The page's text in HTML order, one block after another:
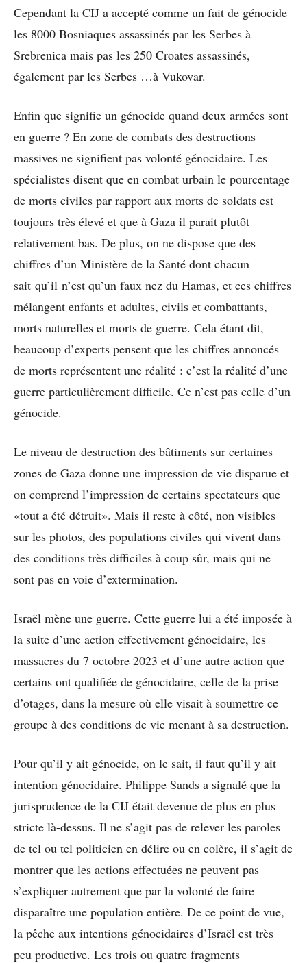
Cependant la CIJ a accepté comme un fait de génocide
les 8000 Bosniaques assassinés par les Serbes à
Srebrenica mais pas les 250 Croates assassinés,
également par les Serbes …à Vukovar.
Enfin que signifie un génocide quand deux armées sont
en guerre ? En zone de combats des destructions
massives ne signifient pas volonté génocidaire. Les
spécialistes disent que en combat urbain le pourcentage
de morts civiles par rapport aux morts de soldats est
toujours très élevé et que à Gaza il parait plutôt
relativement bas. De plus, on ne dispose que des
chiffres d’un Ministère de la Santé dont chacun
sait qu’il n’est qu’un faux nez du Hamas, et ces chiffres
mélangent enfants et adultes, civils et combattants,
morts naturelles et morts de guerre. Cela étant dit,
beaucoup d’experts pensent que les chiffres annoncés
de morts représentent une réalité : c’est la réalité d’une
guerre particulièrement difficile. Ce n’est pas celle d’un
génocide.
Le niveau de destruction des bâtiments sur certaines
zones de Gaza donne une impression de vie disparue et
on comprend l’impression de certains spectateurs que
«tout a été détruit». Mais il reste à côté, non visibles
sur les photos, des populations civiles qui vivent dans
des conditions très difficiles à coup sûr, mais qui ne
sont pas en voie d’extermination.
Israël mène une guerre. Cette guerre lui a été imposée à
la suite d’une action effectivement génocidaire, les
massacres du 7 octobre 2023 et d’une autre action que
certains ont qualifiée de génocidaire, celle de la prise
d’otages, dans la mesure où elle visait à soumettre ce
groupe à des conditions de vie menant à sa destruction.
Pour qu’il y ait génocide, on le sait, il faut qu’il y ait
intention génocidaire. Philippe Sands a signalé que la
jurisprudence de la CIJ était devenue de plus en plus
stricte là-dessus. Il ne s’agit pas de relever les paroles
de tel ou tel politicien en délire ou en colère, il s’agit de
montrer que les actions effectuées ne peuvent pas
s’expliquer autrement que par la volonté de faire
disparaître une population entière. De ce point de vue,
la pêche aux intentions génocidaires d’Israël est très
peu productive. Les trois ou quatre fragments